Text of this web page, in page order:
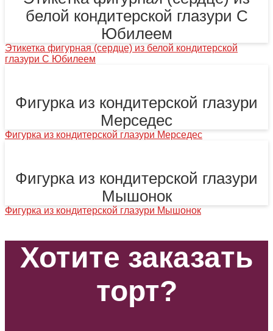
белой кондитерской глазури С
Юбилеем
Этикетка фигурная (сердце) из белой кондитерской
глазури С Юбилеем
Фигурка из кондитерской глазури
Мерседес
Фигурка из кондитерской глазури Мерседес
Фигурка из кондитерской глазури
Мышонок
Фигурка из кондитерской глазури Мышонок
Хотите заказать
торт?